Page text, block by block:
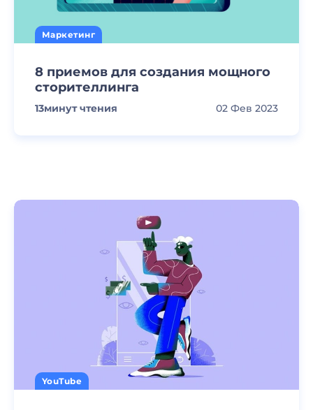
Маркетинг
8 приемов для создания мощного
сторителлинга
13минут чтения 02 Фев 2023
YouTube